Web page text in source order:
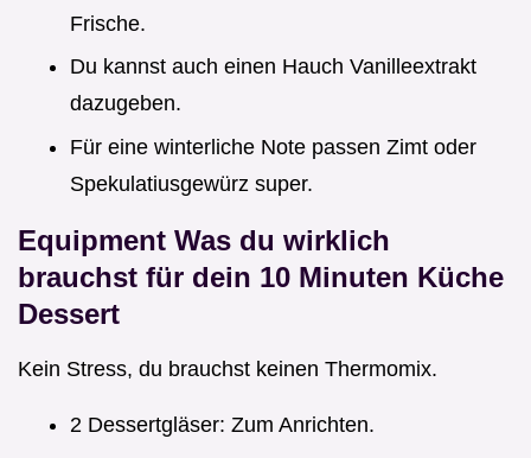
Frische.
Du kannst auch einen Hauch Vanilleextrakt
dazugeben.
Für eine winterliche Note passen Zimt oder
Spekulatiusgewürz super.
Equipment Was du wirklich
brauchst für dein 10 Minuten Küche
Dessert
Kein Stress, du brauchst keinen Thermomix.
2 Dessertgläser: Zum Anrichten.